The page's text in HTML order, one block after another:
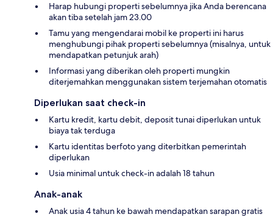
Harap hubungi properti sebelumnya jika Anda berencana
akan tiba setelah jam 23.00
Tamu yang mengendarai mobil ke properti ini harus
menghubungi pihak properti sebelumnya (misalnya, untuk
mendapatkan petunjuk arah)
Informasi yang diberikan oleh properti mungkin
diterjemahkan menggunakan sistem terjemahan otomatis
Diperlukan saat check-in
Kartu kredit, kartu debit, deposit tunai diperlukan untuk
biaya tak terduga
Kartu identitas berfoto yang diterbitkan pemerintah
diperlukan
Usia minimal untuk check-in adalah 18 tahun
Anak-anak
Anak usia 4 tahun ke bawah mendapatkan sarapan gratis